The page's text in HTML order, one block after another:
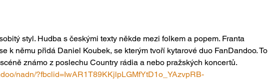
styl. Hudba s českými texty někde mezi folkem a popem. Franta
k němu přidá Daniel Koubek, se kterým tvoří kytarové duo FanDandoo. To
známo z poslechu Country rádia a nebo pražských koncertů.
nadn/?fbclid=IwAR1T89KKjlpLGMfYtD1o_YAzvpRB-